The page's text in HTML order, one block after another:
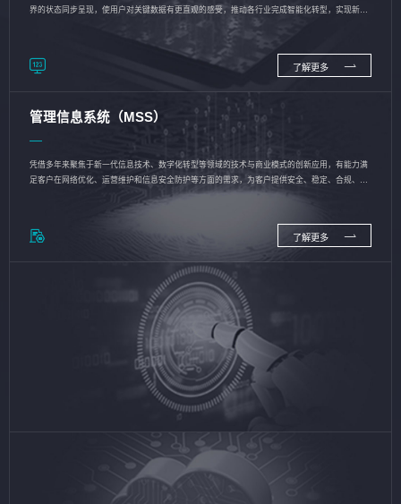
界的状态同步呈现，使用户对关键数据有更直观的感受，推动各行业完成智能化转型，实现新旧
了解更多
管理信息系统（MSS）
凭借多年来聚焦于新一代信息技术、数字化转型等领域的技术与商业模式的创新应用，有能力满
足客户在网络优化、运营维护和信息安全防护等方面的需求，为客户提供安全、稳定、合规、持
了解更多